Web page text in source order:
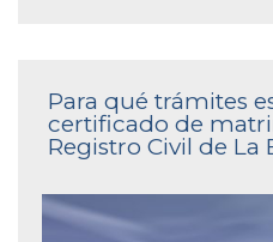
Para qué trámites
certificado de
Registro Civil de